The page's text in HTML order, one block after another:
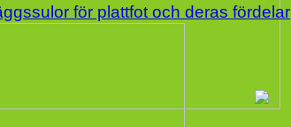
för plattfot och deras fördelar